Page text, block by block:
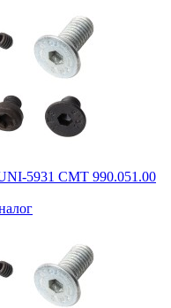
5931 CMT 990.051.00